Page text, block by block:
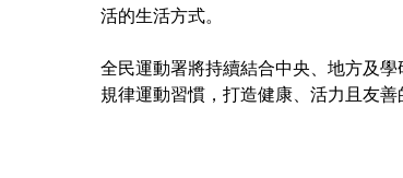
活的生活方式。
全民運動署將持續結合中央、地方及
規律運動習慣，打造健康、活力且友